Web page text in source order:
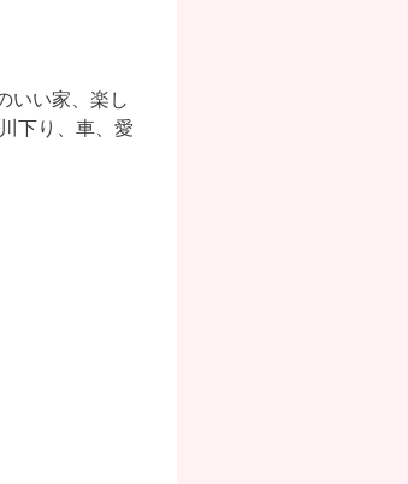
いい家、楽し
下り、車、愛